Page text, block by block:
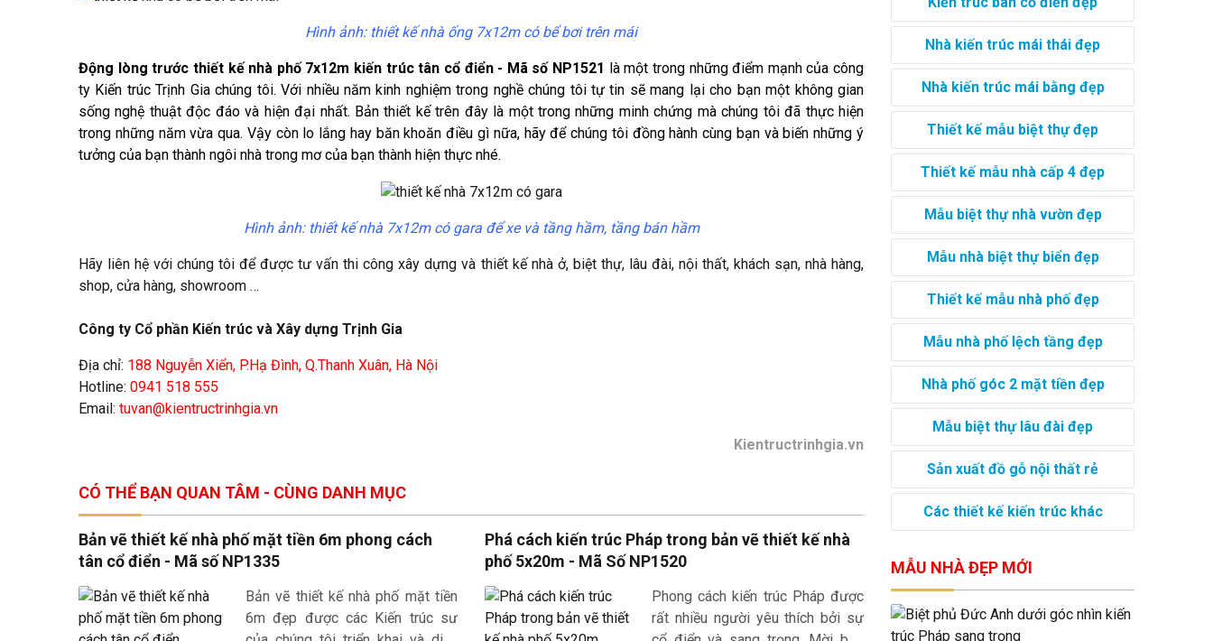
Hình ảnh: thiết kế nhà ống 7x12m có bể bơi trên mái
Động lòng trước thiết kế nhà phố 7x12m kiến trúc tân cổ điển - Mã số NP1521 là một trong những điểm mạnh của công
ty Kiến trúc Trịnh Gia chúng tôi. Với nhiều năm kinh nghiệm trong nghề chúng tôi tự tin sẽ mang lại cho bạn một không gian
sống nghệ thuật độc đáo và hiện đại nhất. Bản thiết kế trên đây là một trong những minh chứng mà chúng tôi đã thực hiện
trong những năm vừa qua. Vậy còn lo lắng hay băn khoăn điều gì nữa, hãy để chúng tôi đồng hành cùng bạn và biến những ý
tưởng của bạn thành ngôi nhà trong mơ của bạn thành hiện thực nhé.
Hình ảnh: thiết kế nhà 7x12m có gara để xe và tầng hầm, tầng bán hầm
Hãy liên hệ với chúng tôi để được tư vấn thi công xây dựng và thiết kế nhà ở, biệt thự, lâu đài, nội thất, khách sạn, nhà hàng,
shop, cửa hàng, showroom …
Công ty Cổ phần Kiến trúc và Xây dựng Trịnh Gia
Địa chỉ: 188 Nguyễn Xiển, P.Hạ Đình, Q.Thanh Xuân, Hà Nội
Hotline: 0941 518 555
Email: tuvan@kientructrinhgia.vn
Kientructrinhgia.vn
CÓ THỂ BẠN QUAN TÂM - CÙNG DANH MỤC
Bản vẽ thiết kế nhà phố mặt tiền 6m phong cách
tân cổ điển - Mã số NP1335
Bản vẽ thiết kế nhà phố mặt tiền
6m đẹp được các Kiến trúc sư
Phá cách kiến trúc Pháp trong bản vẽ thiết kế nhà
phố 5x20m - Mã Số NP1520
Phong cách kiến trúc Pháp được
rất nhiều người yêu thích bởi sự
Nhà kiến trúc mái thái đẹp
Nhà kiến trúc mái bằng đẹp
Thiết kế mẫu biệt thự đẹp
Thiết kế mẫu nhà cấp 4 đẹp
Mẫu biệt thự nhà vườn đẹp
Mẫu nhà biệt thự biển đẹp
Thiết kế mẫu nhà phố đẹp
Mẫu nhà phố lệch tầng đẹp
Nhà phố góc 2 mặt tiền đẹp
Mẫu biệt thự lâu đài đẹp
Sản xuất đồ gỗ nội thất rẻ
Các thiết kế kiến trúc khác
MẪU NHÀ ĐẸP MỚI